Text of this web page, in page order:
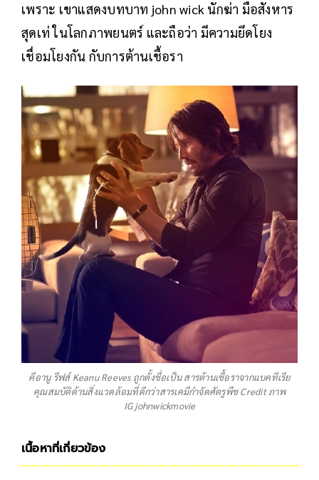
เพราะ เขาแสดงบทบาท john wick นักฆ่า มือสังหาร
สุดเท่ ในโลกภาพยนตร์ และถือว่า มีความยึดโยง
เชื่อมโยงกัน กับการต้านเชื้อรา
คีอานู รีฟส์ Keanu Reeves ถูกตั้งชื่อเป็น สารต้านเชื้อราจากแบคทีเรีย
คุณสมบัติด้านสิ่งแวดล้อมที่ดีกว่าสารเคมีกำจัดศัตรูพืช Credit ภาพ
IG johnwickmovie
เนื้อหาที่เกี่ยวข้อง